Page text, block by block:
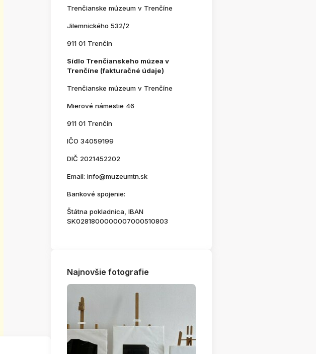
Trenčianske múzeum v Trenčíne
Jilemnického 532/2
911 01 Trenčín
Sídlo Trenčianskeho múzea v
Trenčíne (fakturačné údaje)
Trenčianske múzeum v Trenčíne
Mierové námestie 46
911 01 Trenčín
IČO 34059199
DIČ 2021452202
Email: info@muzeumtn.sk
Bankové spojenie:
Štátna pokladnica, IBAN
SK0281800000007000510803
Najnovšie fotografie